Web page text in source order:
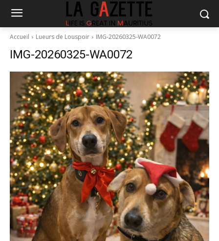
Accueil Lueurs de Louspoir IMG-20260325-WA0072
IMG-20260325-WA0072